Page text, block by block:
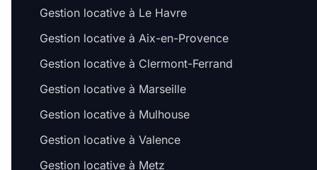
Gestion locative à Le Havre
Gestion locative à Aix-en-Provence
Gestion locative à Clermont-Ferrand
Gestion locative à Marseille
Gestion locative à Mulhouse
Gestion locative à Valence
Gestion locative à Metz